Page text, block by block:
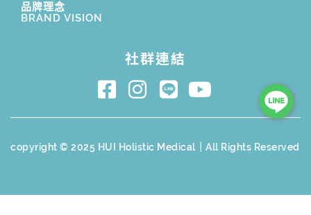
品牌理念
BRAND VISION
社群連結
copyright © 2025 HUI Holistic Medical｜All Rights Reserved